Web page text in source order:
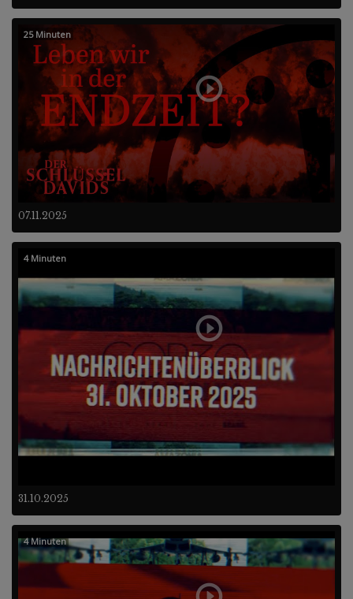
07.11.2025
25 Minuten
31.10.2025
4 Minuten
4 Minuten